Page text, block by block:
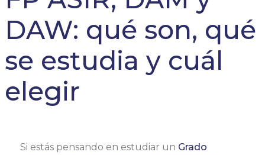
DAW: qué son, qué
se estudia y cuál
elegir
Si estás pensando en estudiar un Grado